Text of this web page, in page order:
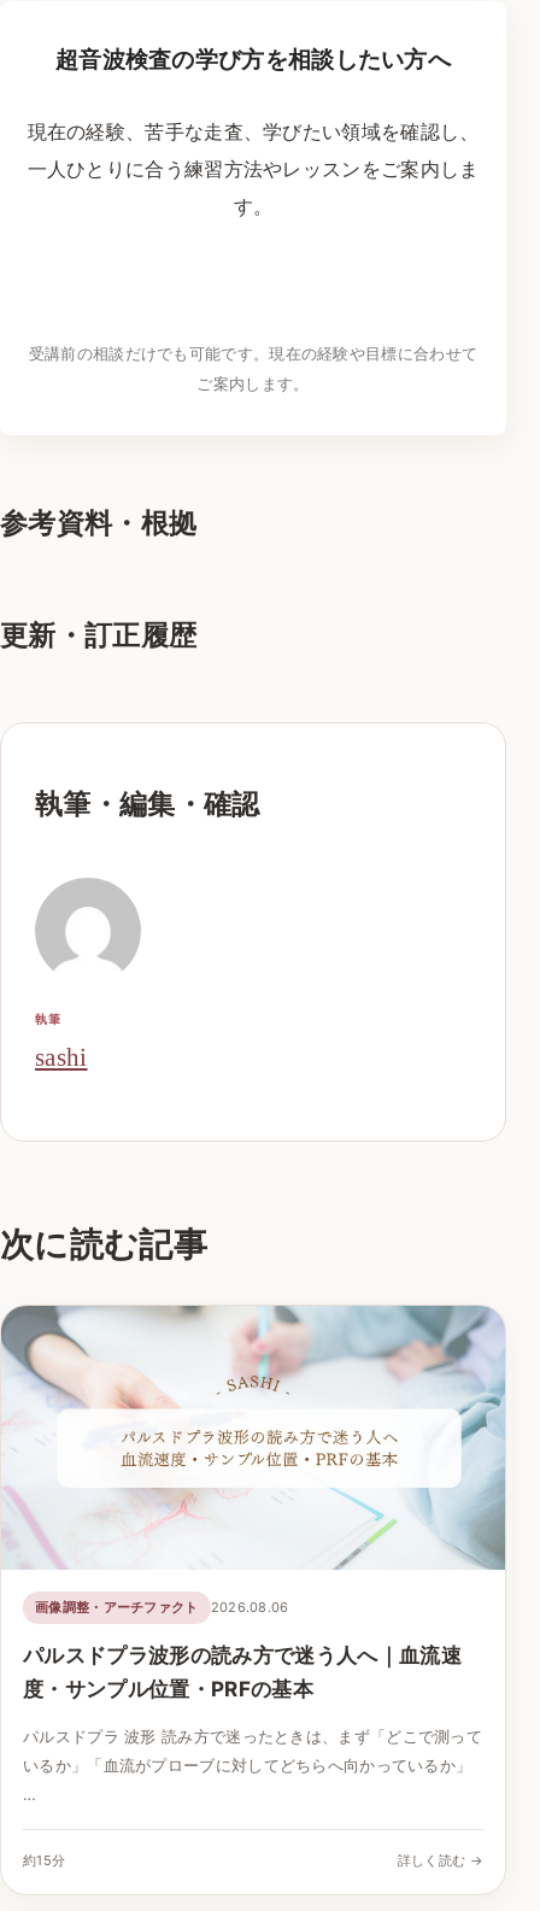
超音波検査の学び方を相談したい方へ
現在の経験、苦手な走査、学びたい領域を確認し、
一人ひとりに合う練習方法やレッスンをご案内しま
す。
受講前の相談だけでも可能です。現在の経験や目標に合わせて
ご案内します。
参考資料・根拠
更新・訂正履歴
執筆・編集・確認
執筆
sashi
次に読む記事
画像調整・アーチファクト 2026.08.06
パルスドプラ波形の読み方で迷う人へ｜血流速
度・サンプル位置・PRFの基本
パルスドプラ 波形 読み方で迷ったときは、まず「どこで測って
いるか」「血流がプローブに対してどちらへ向かっているか」
…
約15分 詳しく読む →